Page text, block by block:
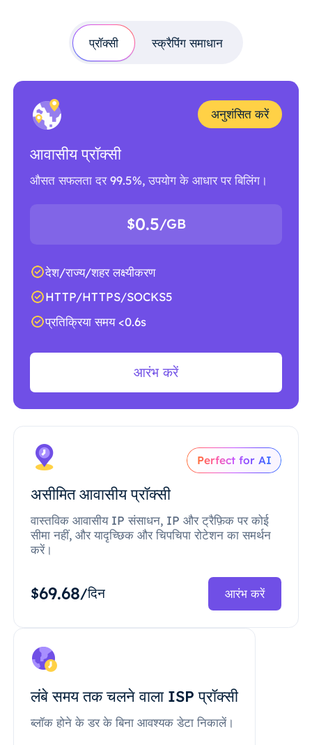
प्रॉक्सी स्क्रैपिंग समाधान
अनुशंसित करें
आवासीय प्रॉक्सी
औसत सफलता दर 99.5%, उपयोग के आधार पर बिलिंग।
$0.5/GB
देश/राज्य/शहर लक्ष्यीकरण
HTTP/HTTPS/SOCKS5
प्रतिक्रिया समय <0.6s
आरंभ करें
Perfect for AI
असीमित आवासीय प्रॉक्सी
वास्तविक आवासीय IP संसाधन, IP और ट्रैफ़िक पर कोई
सीमा नहीं, और यादृच्छिक और चिपचिपा रोटेशन का समर्थन
करें।
$69.68/दिन आरंभ करें
लंबे समय तक चलने वाला ISP प्रॉक्सी
ब्लॉक होने के डर के बिना आवश्यक डेटा निकालें।